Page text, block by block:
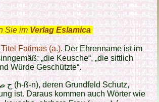
Sie im Verlag Eslamica
Titel Fatimas (a.). Der Ehrenname ist im
„die Keusche“, „die sittlich
Würde Geschützte“.
ist. Daraus kommen auch Wörter wie